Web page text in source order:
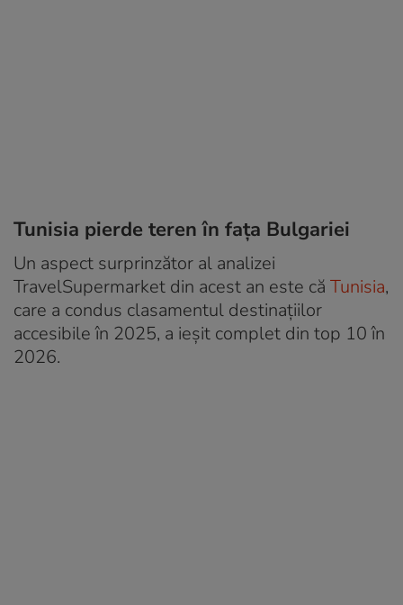
Tunisia pierde teren în fața Bulgariei
Un aspect surprinzător al analizei
TravelSupermarket din acest an este că Tunisia,
care a condus clasamentul destinațiilor
accesibile în 2025, a ieșit complet din top 10 în
2026.